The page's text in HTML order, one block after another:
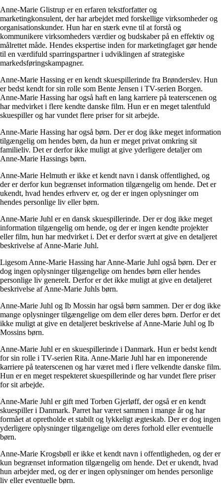
Anne-Marie Glistrup er en erfaren tekstforfatter og
marketingkonsulent, der har arbejdet med forskellige virksomheder og
organisationskunder. Hun har en stærk evne til at forstå og
kommunikere virksomheders værdier og budskaber på en effektiv og
målrettet måde. Hendes ekspertise inden for marketingfaget gør hende
til en værdifuld sparringspartner i udviklingen af strategiske
markedsføringskampagner.
Anne-Marie Hassing er en kendt skuespillerinde fra Brønderslev. Hun
er bedst kendt for sin rolle som Bente Jensen i TV-serien Borgen.
Anne-Marie Hassing har også haft en lang karriere på teaterscenen og
har medvirket i flere kendte danske film. Hun er en meget talentfuld
skuespiller og har vundet flere priser for sit arbejde.
Anne-Marie Hassing har også børn. Der er dog ikke meget information
tilgængelig om hendes børn, da hun er meget privat omkring sit
familieliv. Det er derfor ikke muligt at give yderligere detaljer om
Anne-Marie Hassings børn.
Anne-Marie Helmuth er ikke et kendt navn i dansk offentlighed, og
der er derfor kun begrænset information tilgængelig om hende. Det er
ukendt, hvad hendes erhverv er, og der er ingen oplysninger om
hendes personlige liv eller børn.
Anne-Marie Juhl er en dansk skuespillerinde. Der er dog ikke meget
information tilgængelig om hende, og der er ingen kendte projekter
eller film, hun har medvirket i. Det er derfor svært at give en detaljeret
beskrivelse af Anne-Marie Juhl.
Ligesom Anne-Marie Hassing har Anne-Marie Juhl også børn. Der er
dog ingen oplysninger tilgængelige om hendes børn eller hendes
personlige liv generelt. Derfor er det ikke muligt at give en detaljeret
beskrivelse af Anne-Marie Juhls børn.
Anne-Marie Juhl og Ib Mossin har også børn sammen. Der er dog ikke
mange oplysninger tilgængelige om dem eller deres børn. Derfor er det
ikke muligt at give en detaljeret beskrivelse af Anne-Marie Juhl og Ib
Mossins børn.
Anne-Marie Juhl er en skuespillerinde i Danmark. Hun er bedst kendt
for sin rolle i TV-serien Rita. Anne-Marie Juhl har en imponerende
karriere på teaterscenen og har været med i flere velkendte danske film.
Hun er en meget respekteret skuespillerinde og har vundet flere priser
for sit arbejde.
Anne-Marie Juhl er gift med Torben Gjerløff, der også er en kendt
skuespiller i Danmark. Parret har været sammen i mange år og har
formået at opretholde et stabilt og lykkeligt ægteskab. Der er dog ingen
yderligere oplysninger tilgængelige om deres forhold eller eventuelle
børn.
Anne-Marie Krogsbøll er ikke et kendt navn i offentligheden, og der er
kun begrænset information tilgængelig om hende. Det er ukendt, hvad
hun arbejder med, og der er ingen oplysninger om hendes personlige
liv eller eventuelle børn.